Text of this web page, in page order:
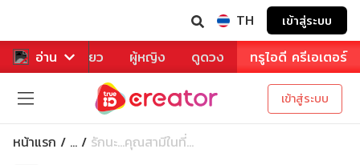
TH เข้าสู่ระบบ
อ่าน
หาร ท่องเที่ยว ผู้หญิง ดูดวง ทรูไอดี ครีเอเตอร์
เข้าสู่ระบบ
หน้าแรก ... รักนะ...คุณสามีในที่...